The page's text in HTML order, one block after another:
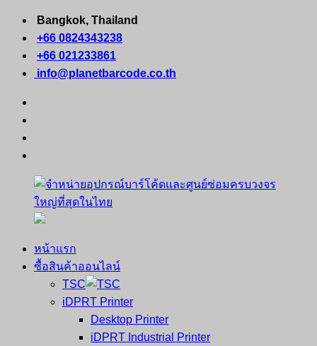
Skip
content
Bangkok, Thailand
+66 0824343238
+66 021233861
info@planetbarcode.co.th
จำหน่าย
คอมพิวเตอร์
หน้าแรก
ซื้อสินค้าออนไลน์
TSC
iDPRT Printer
Desktop Printer
iDPRT Industrial Printer